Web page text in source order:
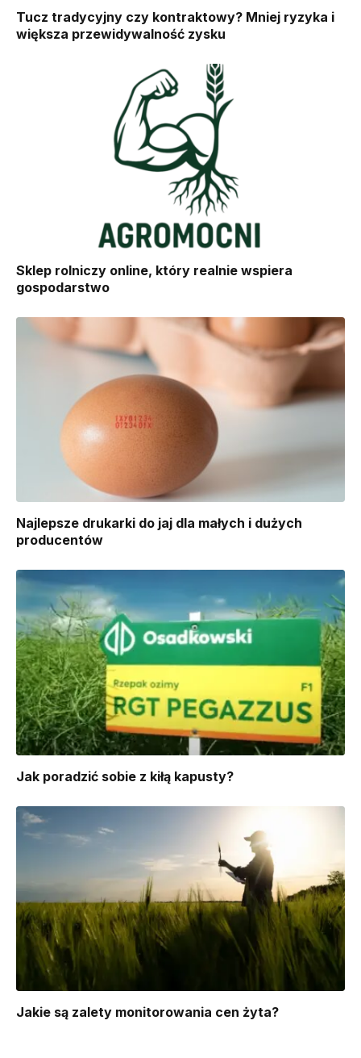
Tucz tradycyjny czy kontraktowy? Mniej ryzyka i
większa przewidywalność zysku
Sklep rolniczy online, który realnie wspiera
gospodarstwo
Najlepsze drukarki do jaj dla małych i dużych
producentów
​Jak poradzić sobie z kiłą kapusty?
Jakie są zalety monitorowania cen żyta?